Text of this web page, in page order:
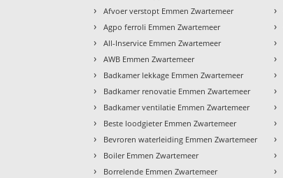
› Afvoer verstopt Emmen Zwartemeer
› Agpo ferroli Emmen Zwartemeer
› All-Inservice Emmen Zwartemeer
› AWB Emmen Zwartemeer
› Badkamer lekkage Emmen Zwartemeer
› Badkamer renovatie Emmen Zwartemeer
› Badkamer ventilatie Emmen Zwartemeer
› Beste loodgieter Emmen Zwartemeer
› Bevroren waterleiding Emmen Zwartemeer
› Boiler Emmen Zwartemeer
› Borrelende Emmen Zwartemeer
›
›
›
›
›
›
›
›
›
›
›